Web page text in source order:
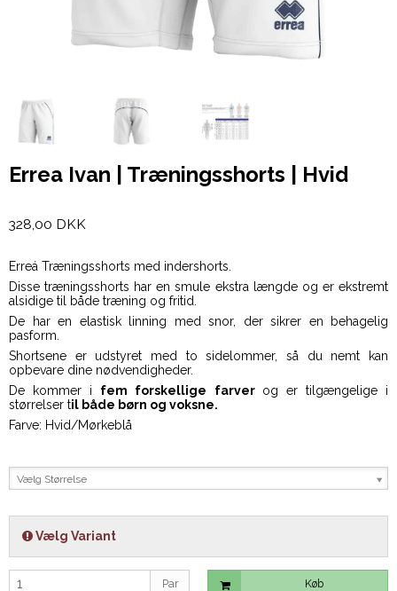
Errea Ivan | Træningsshorts | Hvid
328,00 DKK
Erreá Træningsshorts med indershorts.
Disse træningsshorts har en smule ekstra længde og er ekstremt
alsidige til både træning og fritid.
De har en elastisk linning med snor, der sikrer en behagelig
pasform.
Shortsene er udstyret med to sidelommer, så du nemt kan
opbevare dine nødvendigheder.
De kommer i fem forskellige farver og er tilgængelige i
størrelser til både børn og voksne.
Farve: Hvid/Mørkeblå
Vælg Størrelse
Vælg Variant
Par Køb